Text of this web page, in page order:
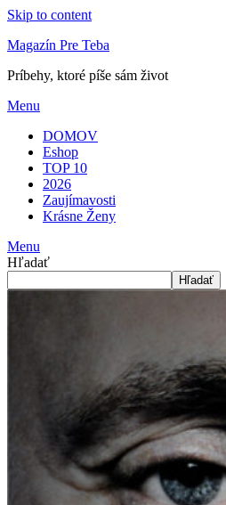
Skip to content
Magazín Pre Teba
Príbehy, ktoré píše sám život
Menu
DOMOV
Eshop
TOP 10
2026
Zaujímavosti
Krásne Ženy
Menu
Hľadať
Hľadať